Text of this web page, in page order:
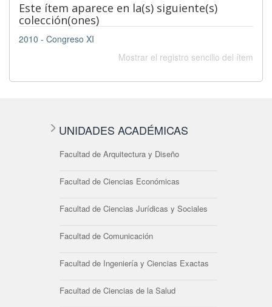
Este ítem aparece en la(s) siguiente(s)
colección(ones)
2010 - Congreso XI
Mostrar el registro sencillo del ítem
UNIDADES ACADÉMICAS
Facultad de Arquitectura y Diseño
Facultad de Ciencias Económicas
Facultad de Ciencias Jurídicas y Sociales
Facultad de Comunicación
Facultad de Ingeniería y Ciencias Exactas
Facultad de Ciencias de la Salud